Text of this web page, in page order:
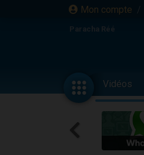
Mon compte /
Paracha Réé
Vidéos